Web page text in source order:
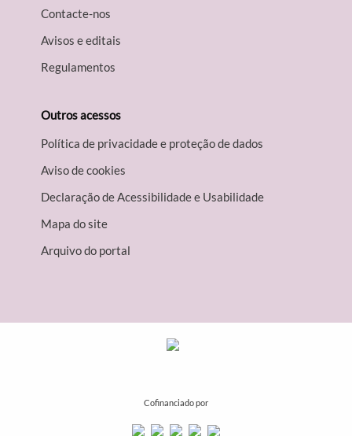
Contacte-nos
Avisos e editais
Regulamentos
Outros acessos
Política de privacidade e proteção de dados
Aviso de cookies
Declaração de Acessibilidade e Usabilidade
Mapa do site
Arquivo do portal
Cofinanciado por